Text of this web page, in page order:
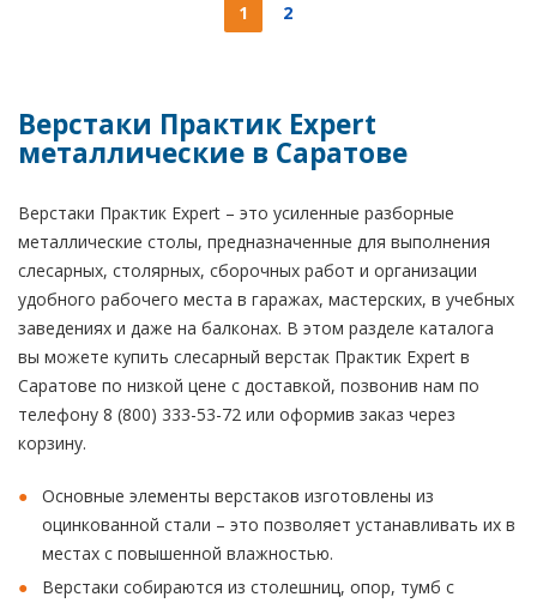
1 2
Верстаки Практик Expert
металлические в Саратове
Верстаки Практик Expert – это усиленные разборные
металлические столы, предназначенные для выполнения
слесарных, столярных, сборочных работ и организации
удобного рабочего места в гаражах, мастерских, в учебных
заведениях и даже на балконах. В этом разделе каталога
вы можете купить слесарный верстак Практик Expert в
Саратове по низкой цене с доставкой, позвонив нам по
телефону 8 (800) 333-53-72 или оформив заказ через
корзину.
Основные элементы верстаков изготовлены из
оцинкованной стали – это позволяет устанавливать их в
местах с повышенной влажностью.
Верстаки собираются из столешниц, опор, тумб с